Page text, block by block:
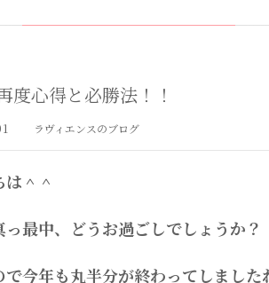
度心得と必勝法！！
ラヴィエンスのブログ
＾＾
っ最中、どうお過ごしでしょうか？
今年も丸半分が終わってしました